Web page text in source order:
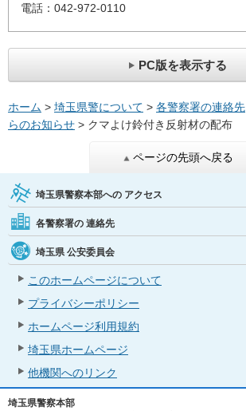
電話：042-972-0110
PC版を表示する
ホーム > 埼玉県警について > 各警察署の連絡先
らのお知らせ > クマよけ鈴付き反射材の配布
ページの先頭へ戻る
埼玉県警察本部への アクセス
各警察署の 連絡先
埼玉県 公安委員会
このホームページについて
プライバシーポリシー
ホームページ利用規約
埼玉県ホームページ
他機関へのリンク
埼玉県警察本部